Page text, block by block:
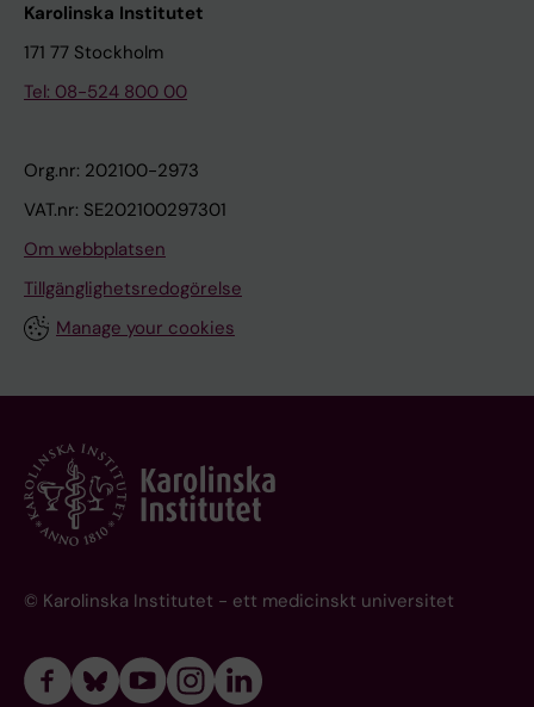
Karolinska Institutet
171 77 Stockholm
Tel: 08-524 800 00
Org.nr: 202100-2973
VAT.nr: SE202100297301
Om webbplatsen
Tillgänglighetsredogörelse
Manage your cookies
© Karolinska Institutet - ett medicinskt universitet